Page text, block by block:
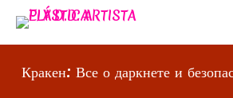
Кракен: Все о даркнете и